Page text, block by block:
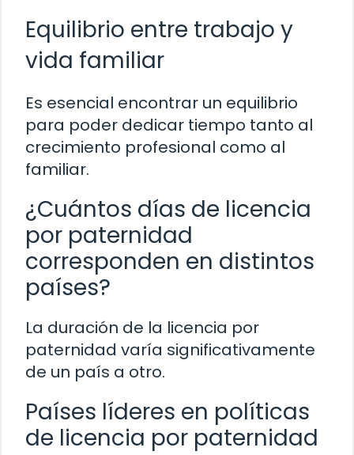
Equilibrio entre trabajo y
vida familiar
Es esencial encontrar un equilibrio
para poder dedicar tiempo tanto al
crecimiento profesional como al
familiar.
¿Cuántos días de licencia
por paternidad
corresponden en distintos
países?
La duración de la licencia por
paternidad varía significativamente
de un país a otro.
Países líderes en políticas
de licencia por paternidad